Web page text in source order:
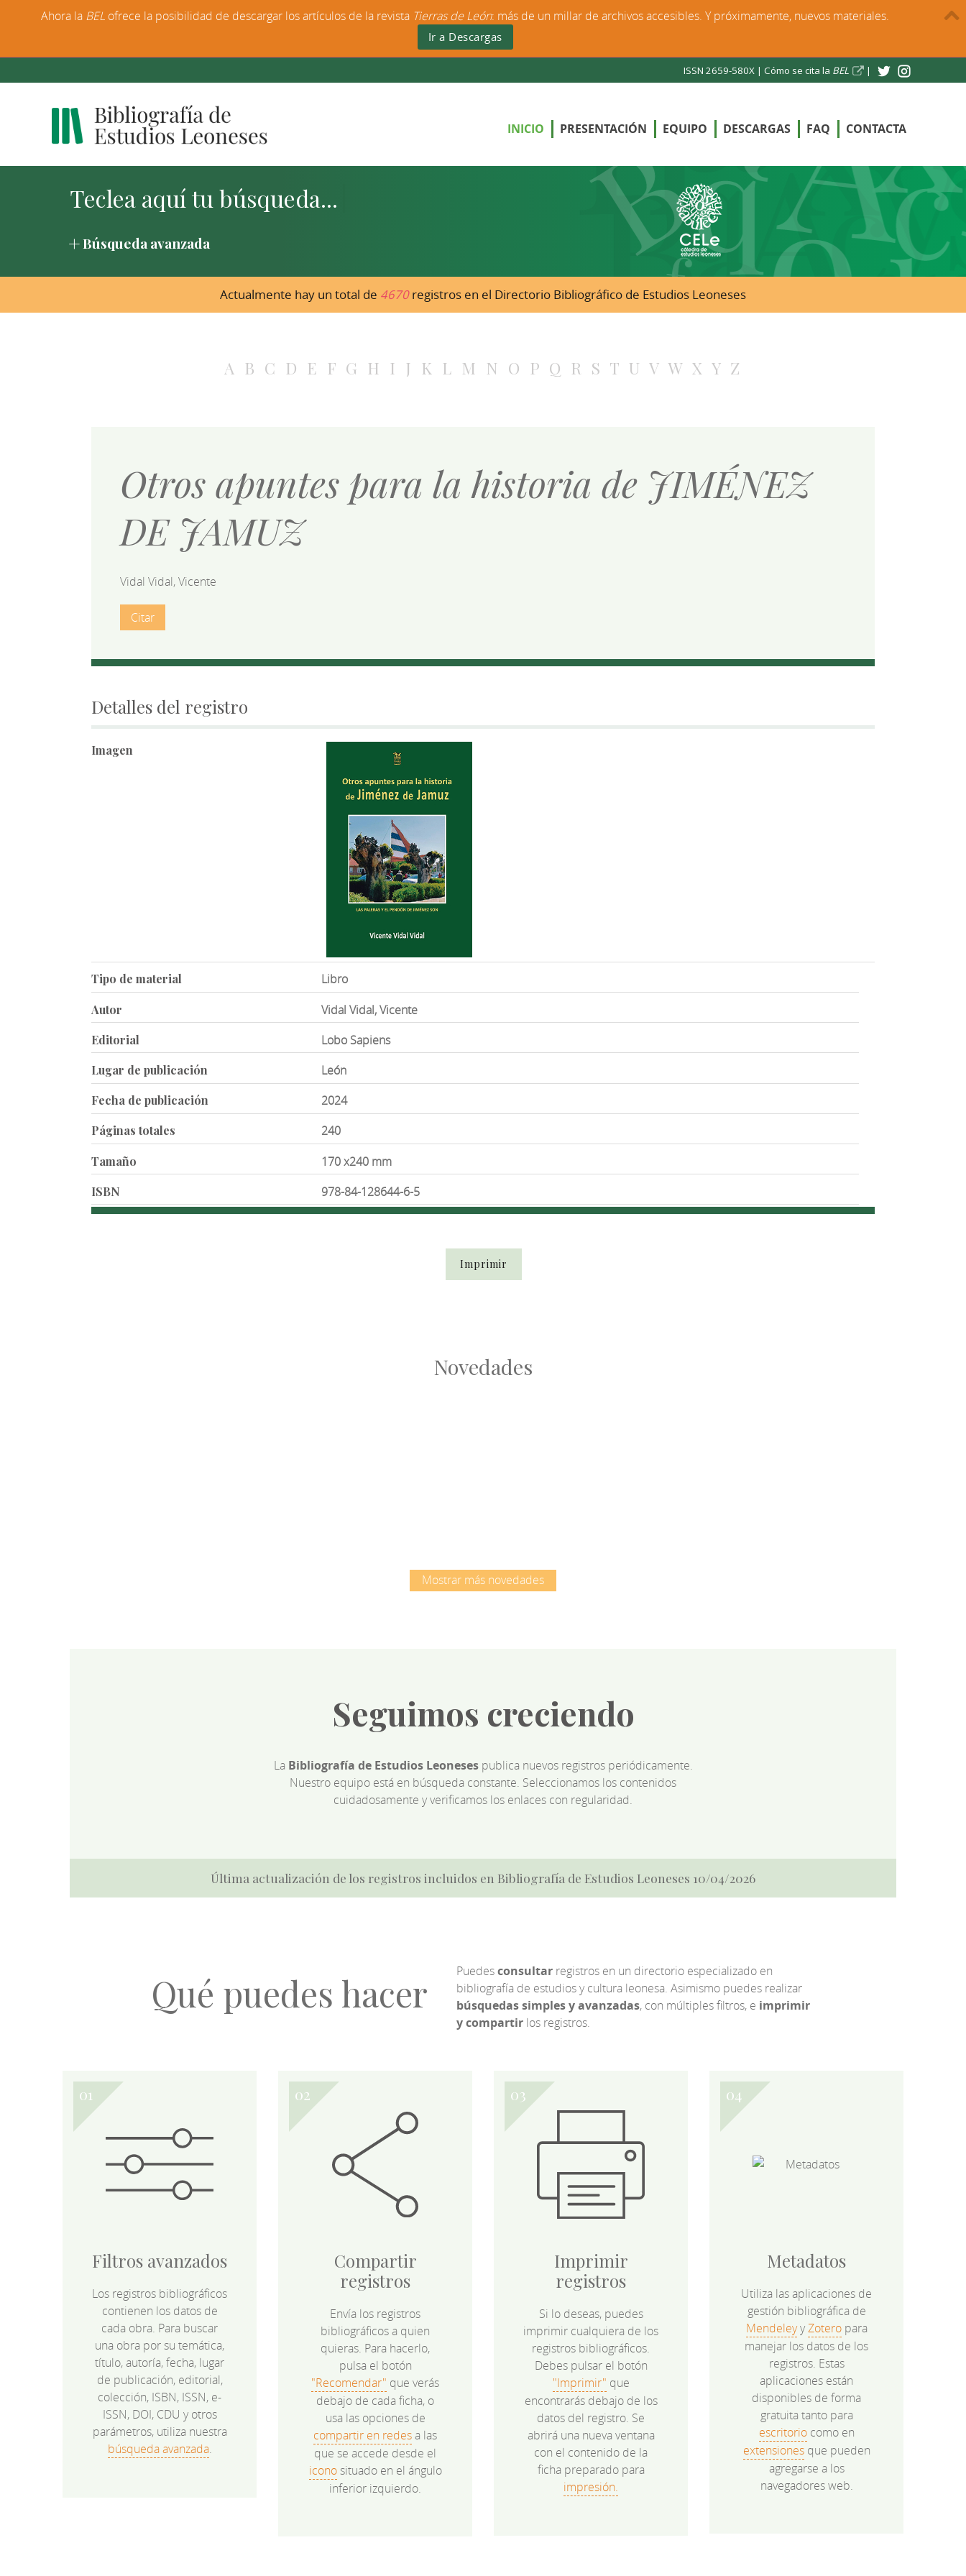
ISSN 2659-580X | Cómo se cita la BEL |
INICIO PRESENTACIÓN EQUIPO DESCARGAS FAQ CONTACTA
Búsqueda avanzada
Actualmente hay un total de 4670registros en el Directorio Bibliográfico de Estudios Leoneses
A B C D E F G H I J K L M N O P Q R S T U V W X Y Z
Otros apuntes para la historia de JIMÉNEZ
DE JAMUZ
Vidal Vidal, Vicente
Citar
Detalles del registro
Imagen
Tipo de material Libro
Autor Vidal Vidal, Vicente
Editorial Lobo Sapiens
Lugar de publicación León
Fecha de publicación 2024
Páginas totales 240
Tamaño 170 x240 mm
ISBN 978-84-128644-6-5
Imprimir
Novedades
Mostrar más novedades
Seguimos creciendo
La Bibliografía de Estudios Leonesespublica nuevos registros periódicamente.
Nuestro equipo está en búsqueda constante. Seleccionamos los contenidos
cuidadosamente y verificamos los enlaces con regularidad.
Última actualización de los registros incluidos en Bibliografía de Estudios Leoneses 10/04/2026
Qué puedes hacer Puedesconsultarregistros en un directorio especializado en
bibliografía de estudios y cultura leonesa. Asimismo puedes realizar
búsquedas simples y avanzadas, con múltiples filtros, e imprimir
y compartirlos registros.
Filtros avanzados
Los registros bibliográficos
contienen los datos de
cada obra. Para buscar
una obra por su temática,
título, autoría, fecha, lugar
de publicación, editorial,
colección, ISBN, ISSN, e-
ISSN, DOI, CDU y otros
parámetros, utiliza nuestra
búsqueda avanzada.
Compartir
registros
Envía los registros
bibliográficos a quien
quieras. Para hacerlo,
pulsa el botón
"Recomendar" que verás
debajo de cada ficha, o
usa las opciones de
compartir en redesa las
que se accede desde el
iconosituado en el ángulo
inferior izquierdo.
Imprimir
registros
Si lo deseas, puedes
imprimir cualquiera de los
registros bibliográficos.
Debes pulsar el botón
"Imprimir" que
encontrarás debajo de los
datos del registro. Se
abrirá una nueva ventana
con el contenido de la
ficha preparado para
impresión.
Metadatos
Utiliza las aplicaciones de
gestión bibliográfica de
MendeleyyZoteropara
manejar los datos de los
registros. Estas
aplicaciones están
disponibles de forma
gratuita tanto para
escritoriocomo en
extensionesque pueden
agregarse a los
navegadores web.
Ahora la BEL ofrece la posibilidad de descargar los artículos de la revista Tierras de León: más de un millar de archivos accesibles. Y próximamente, nuevos materiales.
Ir a Descargas